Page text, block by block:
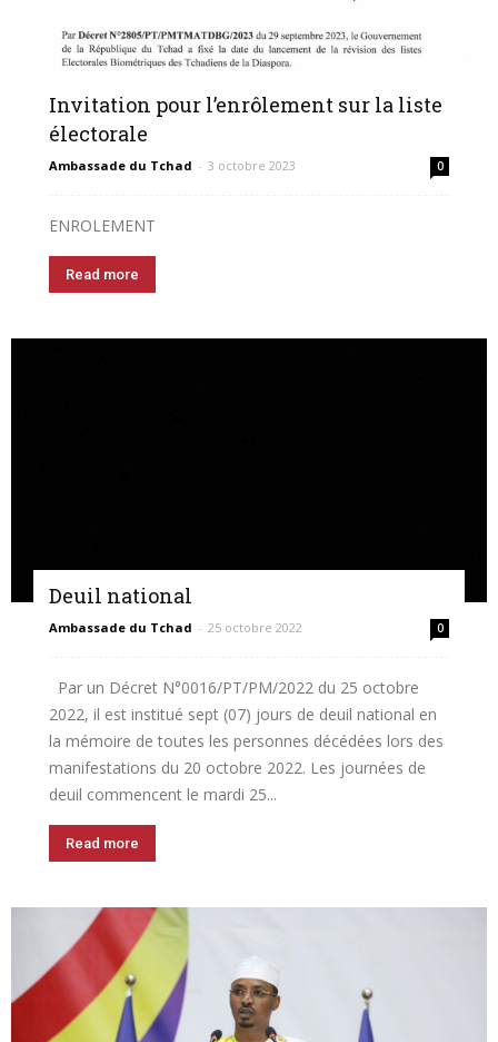
Invitation pour l’enrôlement sur la liste
électorale
Ambassade du Tchad - 3 octobre 2023 0
ENROLEMENT
Read more
Deuil national
Ambassade du Tchad - 25 octobre 2022 0
Par un Décret N°0016/PT/PM/2022 du 25 octobre
2022, il est institué sept (07) jours de deuil national en
la mémoire de toutes les personnes décédées lors des
manifestations du 20 octobre 2022. Les journées de
deuil commencent le mardi 25...
Read more